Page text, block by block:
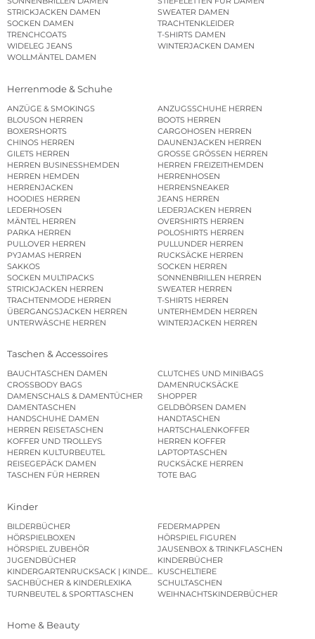
STRICKJACKEN DAMEN
SWEATER DAMEN
SOCKEN DAMEN
TRACHTENKLEIDER
TRENCHCOATS
T-SHIRTS DAMEN
WIDELEG JEANS
WINTERJACKEN DAMEN
WOLLMÄNTEL DAMEN
Herrenmode & Schuhe
ANZÜGE & SMOKINGS
ANZUGSSCHUHE HERREN
BLOUSON HERREN
BOOTS HERREN
BOXERSHORTS
CARGOHOSEN HERREN
CHINOS HERREN
DAUNENJACKEN HERREN
GILETS HERREN
GROSSE GRÖSSEN HERREN
HERREN BUSINESSHEMDEN
HERREN FREIZEITHEMDEN
HERREN HEMDEN
HERRENHOSEN
HERRENJACKEN
HERRENSNEAKER
HOODIES HERREN
JEANS HERREN
LEDERHOSEN
LEDERJACKEN HERREN
MÄNTEL HERREN
OVERSHIRTS HERREN
PARKA HERREN
POLOSHIRTS HERREN
PULLOVER HERREN
PULLUNDER HERREN
PYJAMAS HERREN
RUCKSÄCKE HERREN
SAKKOS
SOCKEN HERREN
SOCKEN MULTIPACKS
SONNENBRILLEN HERREN
STRICKJACKEN HERREN
SWEATER HERREN
TRACHTENMODE HERREN
T-SHIRTS HERREN
ÜBERGANGSJACKEN HERREN
UNTERHEMDEN HERREN
UNTERWÄSCHE HERREN
WINTERJACKEN HERREN
Taschen & Accessoires
BAUCHTASCHEN DAMEN
CLUTCHES UND MINIBAGS
CROSSBODY BAGS
DAMENRUCKSÄCKE
DAMENSCHALS & DAMENTÜCHER
SHOPPER
DAMENTASCHEN
GELDBÖRSEN DAMEN
HANDSCHUHE DAMEN
HANDTASCHEN
HERREN REISETASCHEN
HARTSCHALENKOFFER
KOFFER UND TROLLEYS
HERREN KOFFER
HERREN KULTURBEUTEL
LAPTOPTASCHEN
REISEGEPÄCK DAMEN
RUCKSÄCKE HERREN
TASCHEN FÜR HERREN
TOTE BAG
Kinder
BILDERBÜCHER
FEDERMAPPEN
HÖRSPIELBOXEN
HÖRSPIEL FIGUREN
HÖRSPIEL ZUBEHÖR
JAUSENBOX & TRINKFLASCHEN
JUGENDBÜCHER
KINDERBÜCHER
KINDERGARTENRUCKSACK | KINDERGARTENBEUTEL
KUSCHELTIERE
SACHBÜCHER & KINDERLEXIKA
SCHULTASCHEN
TURNBEUTEL & SPORTTASCHEN
WEIHNACHTSKINDERBÜCHER
Home & Beauty